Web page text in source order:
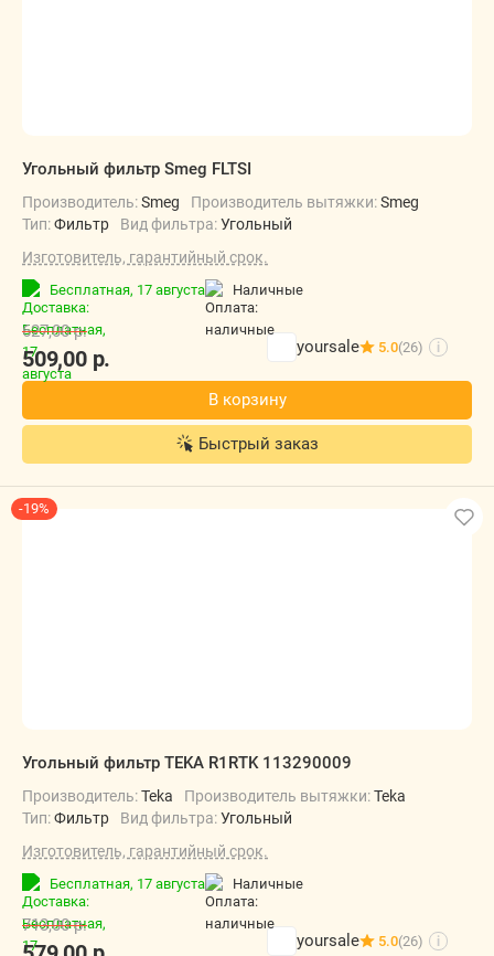
Угольный фильтр Smeg FLTSI
Производитель:Smeg Производитель вытяжки:Smeg
Тип:Фильтр Вид фильтра:Угольный
Изготовитель, гарантийный срок.
Бесплатная, 17 августа наличные
509,00р.
627,00р.
yoursale 5.0(26) i
В корзину
Быстрый заказ
-19%
Угольный фильтр TEKA R1RTK 113290009
Производитель:Teka Производитель вытяжки:Teka
Тип:Фильтр Вид фильтра:Угольный
Изготовитель, гарантийный срок.
Бесплатная, 17 августа наличные
713,00р.
yoursale 5.0(26) i